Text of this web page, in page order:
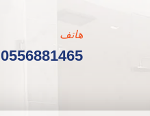
هاتف
0556881465